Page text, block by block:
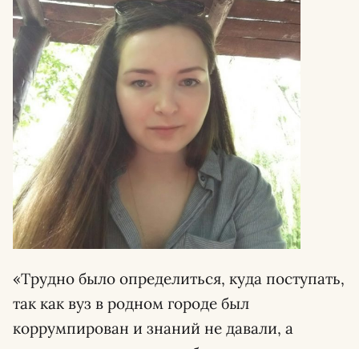
«Трудно было определиться, куда поступать,
так как вуз в родном городе был
коррумпирован и знаний не давали, а